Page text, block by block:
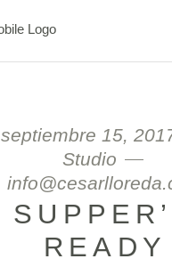
septiembre 15,
Studio
READY